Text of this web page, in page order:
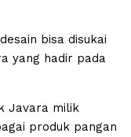
bisa disukai
yang hadir pada
Javara milik
produk pangan